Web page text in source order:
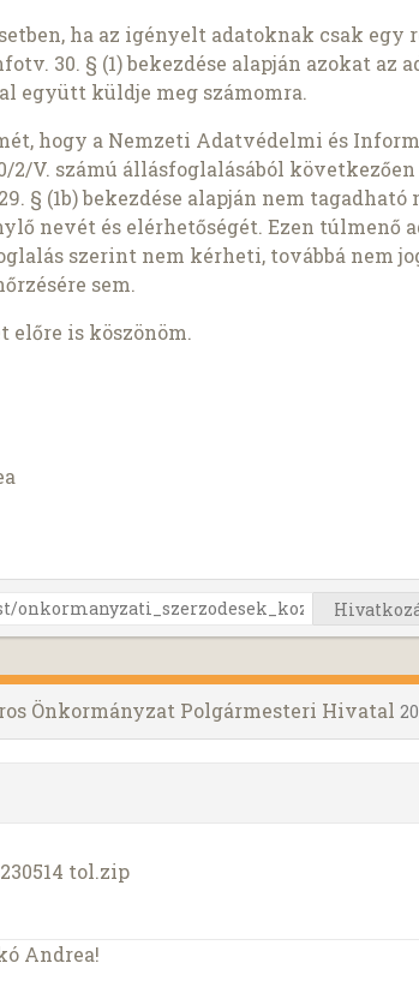
ha az igényelt adatoknak csak
30. § (1) bekezdése alapján azokat az
együtt küldje meg számomra.
hogy a Nemzeti Adatvédelmi és
2/V. számú állásfoglalásából következően
§ (1b) bekezdése alapján nem tagadható
nevét és elérhetőségét. Ezen túlmenő
szerint nem kérheti, továbbá nem
sem.
előre is köszönöm.
Önkormányzat Polgármesteri Hivatal
tol.zip
Andrea!